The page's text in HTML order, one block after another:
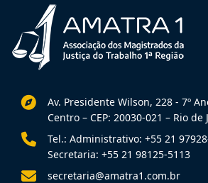
Av. Presidente Wilson, 228 - 7º
Centro – CEP: 20030-021 – Rio de
Tel.: Administrativo: +55 21
Secretaria: +55 21 98125-5113
secretaria@amatra1.com.br